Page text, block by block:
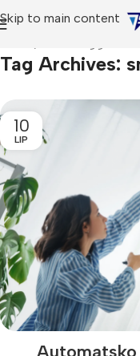
Skip to main content
Tag Archives:
10
LIP